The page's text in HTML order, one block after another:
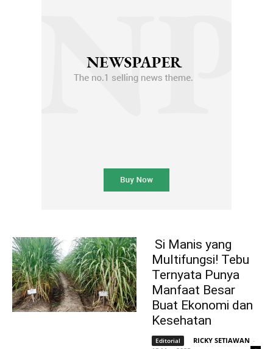
Si Manis yang
Multifungsi! Tebu
Ternyata Punya
Manfaat Besar
Buat Ekonomi dan
Kesehatan
Editorial RICKY SETIAWAN -